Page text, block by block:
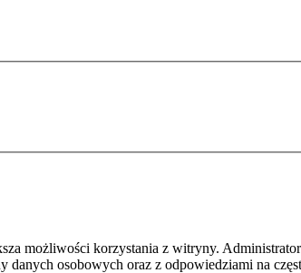
możliwości korzystania z witryny.
osobowych oraz z odpowiedziami na